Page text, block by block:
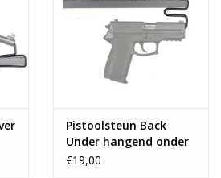
Pistoolsteun Back
Under hangend onder
legplank
€19,00